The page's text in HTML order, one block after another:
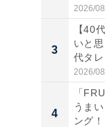
画」
2026/
3
【40
いと
代タ
2026/
4
「
うま
ング